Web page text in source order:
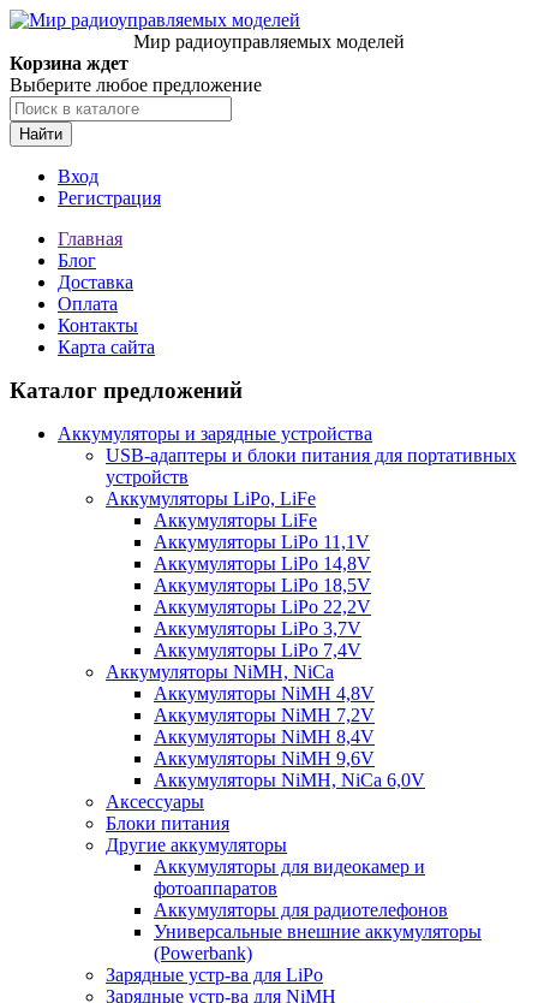
Мир радиоуправляемых моделей
Корзина ждет
Выберите любое предложение
Найти
Вход
Регистрация
Главная
Блог
Доставка
Оплата
Контакты
Карта сайта
Каталог предложений
Аккумуляторы и зарядные устройства
USB-адаптеры и блоки питания для портативных
устройств
Аккумуляторы LiPo, LiFe
Аккумуляторы LiFe
Аккумуляторы LiPo 11,1V
Аккумуляторы LiPo 14,8V
Аккумуляторы LiPo 18,5V
Аккумуляторы LiPo 22,2V
Аккумуляторы LiPo 3,7V
Аккумуляторы LiPo 7,4V
Аккумуляторы NiMH, NiCa
Аккумуляторы NiMH 4,8V
Аккумуляторы NiMH 7,2V
Аккумуляторы NiMH 8,4V
Аккумуляторы NiMH 9,6V
Аккумуляторы NiMH, NiCa 6,0V
Аксессуары
Блоки питания
Другие аккумуляторы
Аккумуляторы для видеокамер и
фотоаппаратов
Аккумуляторы для радиотелефонов
Универсальные внешние аккумуляторы
(Powerbank)
Зарядные устр-ва для LiPo
Зарядные устр-ва для NiMH